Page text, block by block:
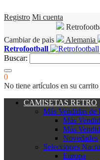
Registro Mi cuenta
Cambiar de pais
Alemania
Retrofootball
Buscar:
0
No tiene artículos en su carrito
CAMISETAS RETRO
Más Vendidas
Más
Más
Novedades
Selecciones
Europa